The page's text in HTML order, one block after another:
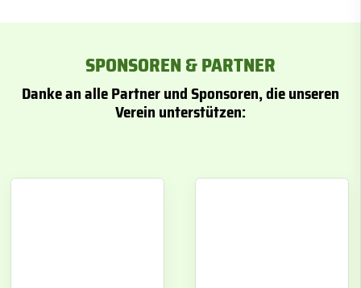
SPONSOREN & PARTNER
Danke an alle Partner und Sponsoren, die unseren
Verein unterstützen: